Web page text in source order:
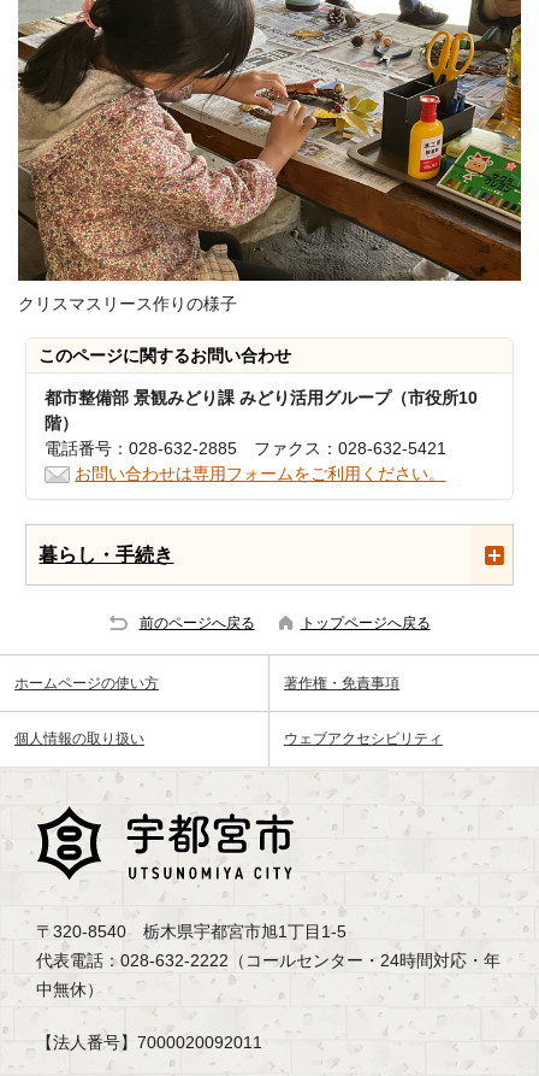
クリスマスリース作りの様子
このページに関するお問い合わせ
都市整備部 景観みどり課 みどり活用グループ（市役所10
階）
電話番号：028-632-2885 ファクス：028-632-5421
お問い合わせは専用フォームをご利用ください。
暮らし・手続き
前のページへ戻る トップページへ戻る
ホームページの使い方 著作権・免責事項
個人情報の取り扱い ウェブアクセシビリティ
〒320-8540 栃木県宇都宮市旭1丁目1-5
代表電話：028-632-2222（コールセンター・24時間対応・年
中無休）
【法人番号】7000020092011